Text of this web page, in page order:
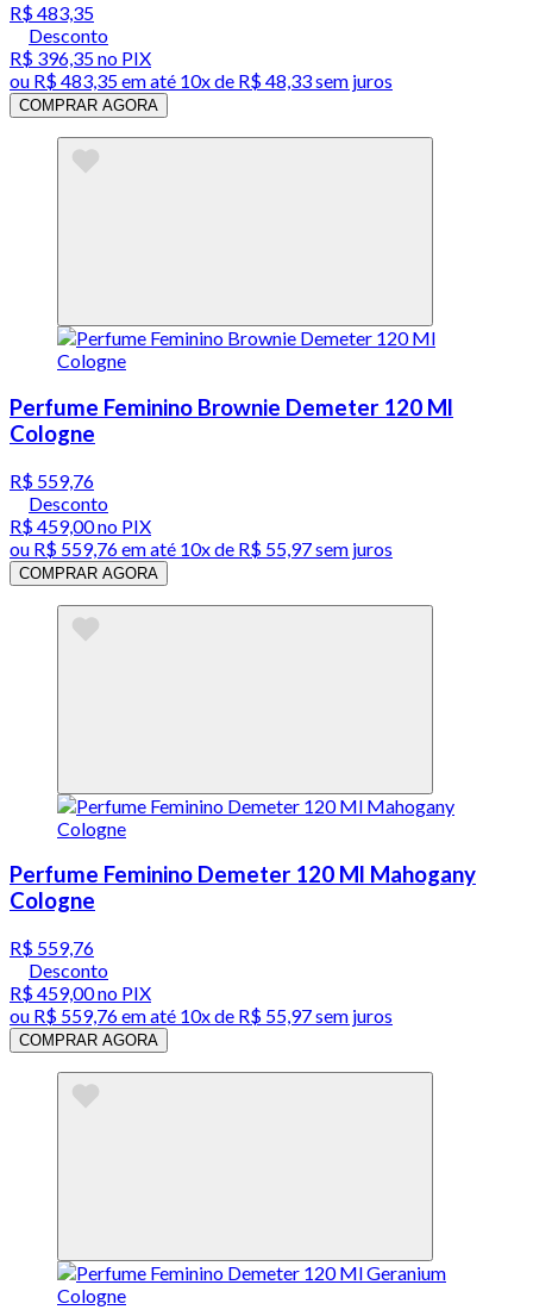
R$ 483,35
Desconto
R$ 396,35no PIX
ou R$ 483,35em até 10x de R$ 48,33 sem juros
COMPRAR AGORA
Perfume Feminino Brownie Demeter 120 Ml
Cologne
R$ 559,76
Desconto
R$ 459,00no PIX
ou R$ 559,76em até 10x de R$ 55,97 sem juros
COMPRAR AGORA
Perfume Feminino Demeter 120 Ml Mahogany
Cologne
R$ 559,76
Desconto
R$ 459,00no PIX
ou R$ 559,76em até 10x de R$ 55,97 sem juros
COMPRAR AGORA